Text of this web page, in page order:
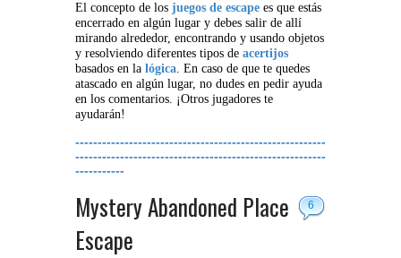
El concepto de los juegos de escape es que estás
encerrado en algún lugar y debes salir de allí
mirando alrededor, encontrando y usando objetos
y resolviendo diferentes tipos de acertijos
basados en la lógica. En caso de que te quedes
atascado en algún lugar, no dudes en pedir ayuda
en los comentarios. ¡Otros jugadores te
ayudarán!
--------------------------------------------------------
--------------------------------------------------------
-----------
6
Mystery Abandoned Place
Escape